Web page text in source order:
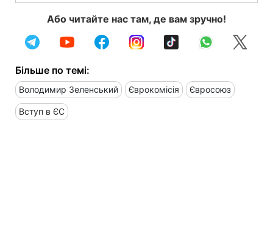
Або читайте нас там, де вам зручно!
Більше по темі:
Володимир Зеленський Єврокомісія Євросоюз
Вступ в ЄС